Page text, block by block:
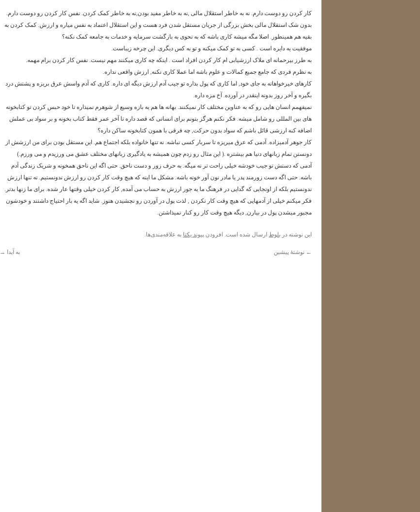
کار کردن رو دوست دارم. نه به خاطر استقلال مالی ,نه به خاطر مفید بودن,نه به خاطر کمک کردن. نفس کار کردن رو دوست دارم.
بدون شک استقلال مالی بخش بزرگی از جریان مستقل شدن فرد هست و این استقلال اعتماد به نفس میاره و ارزش. کمک کردن به
بقیه هم همینطور. اصلا مگه میشه کاری باشه که به نحوی به بازگشت سرمایه و خدمات به جامعه کمک نکنه؟
موفقیت یه دایره است . کسی به تو کمک میکنه و تو به کس دیگری. این چرخه زیباست.
به طرز بیرحمانه ای ملاک ارزشیابی ام کار کردن افراد است . اینکه چه کاری میکنند مهم نیست. نفس کار کردن برام مهمه.
به نظرم فردی که جامع جمیع کمالات و علوم باشه اما عملا کاری نکنه, ارزش واقعی نداره.
کارهای خیرخواهانه به جای خود, اما کاری که پول بذاره تو جیب آدم ارزش دیگه ای داره. کاری که آدم واسش عرق بریزه و پشتش درد
بگیره و آخر روز بدونه اینقدر در آورده. آخ مزه داره.
نمیفهمم انسان هایی رو که به عناوین مختلف کار نمیکنند. بهانه ها هم یه بازه وسیع از شوهرم نمیذاره تا خود حبس کردن تو کتابخونه
های بین المللی رو شامل میشه. فکر نکنم هرگز بتونم برای انسانی که قصد داره تا آخر عمر فقط کتاب بخونه و بر سواد بی عملش
اضافه کنه ارزشی قائل باشم که سواد بدون حرکت, چه فرقی با همون کتابخونه ساکن داره؟
کار جوهر آدمیزاده. آدمی که عرق میریزه تا سربار کسی نباشه. نه تنها خانواده بلکه اجتماع هم. این مستقل بودن برای من ارزشش از
دونستن تمام زبانهای دنیا هم بیشتره .( این مثال رو زدم چون همیشه به یادگیری زبانهای مختلف عشق می ورزیدم و می ورزم.)
آدمی که دستش تو جیب خودشه خیلی راحت تر نه میگه. به حرف زور و دست ناحق. حتی اگه این ناحق همخونه و شریک زندگی آدم
باشه. حتی اگه دست زورمند پدر یا مادر نون آور خونه باشه. مشکل ما اینه که هیچ وقت کار کردن رو ارزش ندونستیم. نه تنها ارزش
ندونستیم بلکه از اونجایی که گدایی در فرهنگ ما یه جور ارزش به حساب می آمده, کار کردن خیلی وقتها عار شده. برای ما زنها بدتر.
فکر میکنم خیلی از آدمهایی که هیچ وقت کار نکردن , لذت پول در آوردن رو نچشیدن هنوز. شاید اگه یه بار احتیاج داشتند و خودشون
مجبور میشدن پول در بیارن, دیگه هیچ وقت کار رو کنار نمیذاشتن.
این نوشته در بلوط ارسال شده است. افزودن پیوند یکتا به علاقه‌مندی‌ها.
← نوشتهٔ پیشین به آیدا →